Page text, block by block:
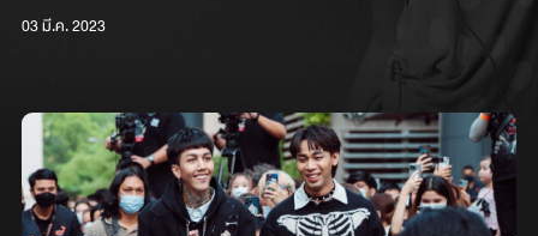
03 มี.ค. 2023